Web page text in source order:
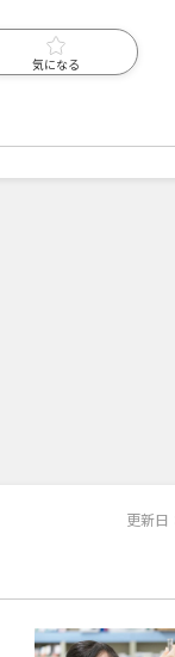
気になる
更新日